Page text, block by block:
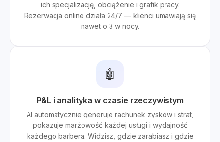
ich specjalizację, obciążenie i grafik pracy.
Rezerwacja online działa 24/7 — klienci umawiają się
nawet o 3 w nocy.
🤖
P&L i analityka w czasie rzeczywistym
AI automatycznie generuje rachunek zysków i strat,
pokazuje marżowość każdej usługi i wydajność
każdego barbera. Widzisz, gdzie zarabiasz i gdzie